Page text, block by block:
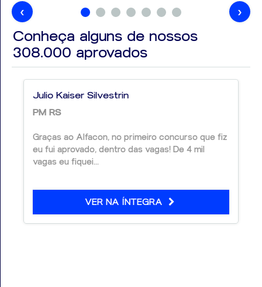
amplia ainda mais sua preparação.
Estude com quem entende de
concursos
Aproveite ao máximo este material e estude com
Estamos juntos nessa conquista rumo à Guarda
Civil Municipal de Salvador !
‹
›
Conheça alguns de nossos
308.000 aprovados
Julio Kaiser Silvestrin
PM RS
Graças ao Alfacon, no primeiro concurso que fiz
eu fui aprovado, dentro das vagas! De 4 mil
vagas eu fiquei...
VER NA ÍNTEGRA